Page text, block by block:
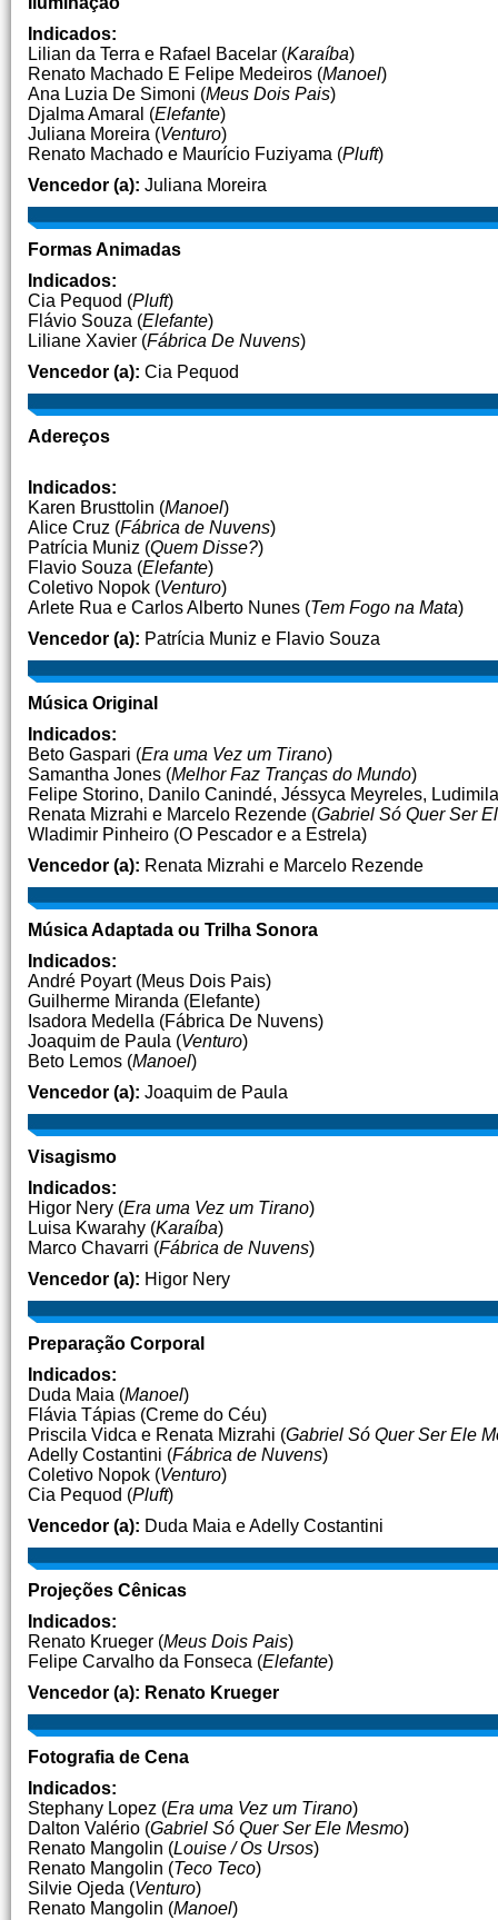
Indicados:
Lilian da Terra e Rafael Bacelar (Karaíba)
Renato Machado E Felipe Medeiros (Manoel)
Ana Luzia De Simoni (Meus Dois Pais)
Djalma Amaral (Elefante)
Juliana Moreira (Venturo)
Renato Machado e Maurício Fuziyama (Pluft)
Vencedor (a): Juliana Moreira
Formas Animadas
Indicados:
Cia Pequod (Pluft)
Flávio Souza (Elefante)
Liliane Xavier (Fábrica De Nuvens)
Vencedor (a): Cia Pequod
Adereços
Indicados:
Karen Brusttolin (Manoel)
Alice Cruz (Fábrica de Nuvens)
Patrícia Muniz (Quem Disse?)
Flavio Souza (Elefante)
Coletivo Nopok (Venturo)
Arlete Rua e Carlos Alberto Nunes (Tem Fogo na Mata)
Vencedor (a): Patrícia Muniz e Flavio Souza
Música Original
Indicados:
Beto Gaspari (Era uma Vez um Tirano)
Samantha Jones (Melhor Faz Tranças do Mundo)
Felipe Storino, Danilo Canindé, Jéssyca Meyreles,
Renata Mizrahi e Marcelo Rezende (Gabriel Só Quer Ser
Wladimir Pinheiro (O Pescador e a Estrela)
Vencedor (a): Renata Mizrahi e Marcelo Rezende
Música Adaptada ou Trilha Sonora
Indicados:
André Poyart (Meus Dois Pais)
Guilherme Miranda (Elefante)
Isadora Medella (Fábrica De Nuvens)
Joaquim de Paula (Venturo)
Beto Lemos (Manoel)
Vencedor (a): Joaquim de Paula
Visagismo
Indicados:
Higor Nery (Era uma Vez um Tirano)
Luisa Kwarahy (Karaíba)
Marco Chavarri (Fábrica de Nuvens)
Vencedor (a): Higor Nery
Preparação Corporal
Indicados:
Duda Maia (Manoel)
Flávia Tápias (Creme do Céu)
Priscila Vidca e Renata Mizrahi (Gabriel Só Quer Ser Ele
Adelly Costantini (Fábrica de Nuvens)
Coletivo Nopok (Venturo)
Cia Pequod (Pluft)
Vencedor (a): Duda Maia e Adelly Costantini
Projeções Cênicas
Indicados:
Renato Krueger (Meus Dois Pais)
Felipe Carvalho da Fonseca (Elefante)
Vencedor (a): Renato Krueger
Fotografia de Cena
Indicados:
Stephany Lopez (Era uma Vez um Tirano)
Dalton Valério (Gabriel Só Quer Ser Ele Mesmo)
Renato Mangolin (Louise / Os Ursos)
Renato Mangolin (Teco Teco)
Silvie Ojeda (Venturo)
Renato Mangolin (Manoel)